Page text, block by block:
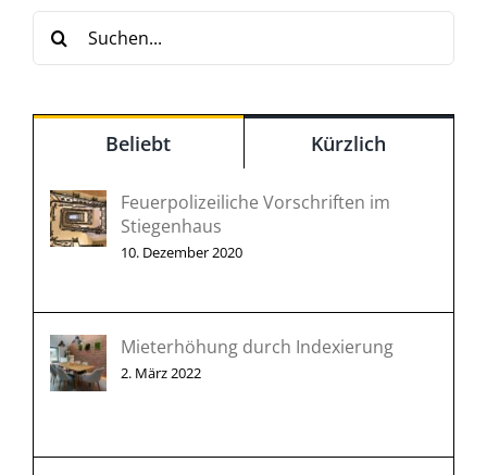
Suche
nach:
Beliebt Kürzlich
Feuerpolizeiliche Vorschriften im
Stiegenhaus
10. Dezember 2020
Mieterhöhung durch Indexierung
2. März 2022